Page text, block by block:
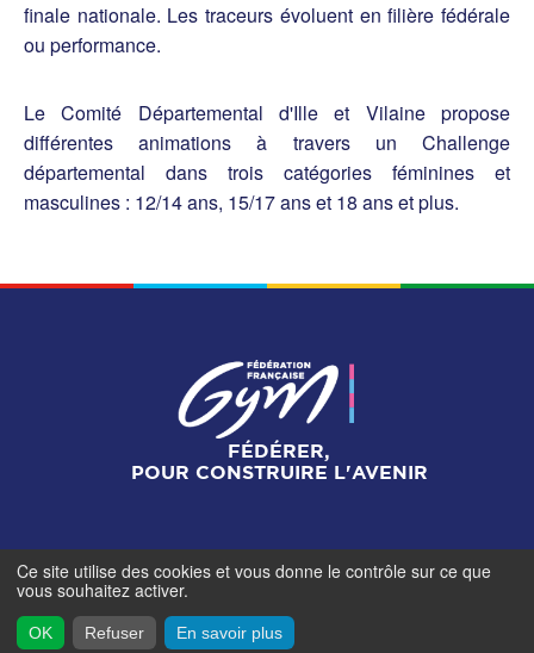
finale nationale. Les traceurs évoluent en filière fédérale
ou performance.
Le Comité Départemental d'Ille et Vilaine propose
différentes animations à travers un Challenge
départemental dans trois catégories féminines et
masculines : 12/14 ans, 15/17 ans et 18 ans et plus.
FÉDÉRER,
POUR CONSTRUIRE L'AVENIR
Mentions légales-Gestionnaire de cookies
contributeurs- © Fédération Française de Gymnastique -
2026
Ce site utilise des cookies et vous donne le contrôle sur ce que
vous souhaitez activer.
OK Refuser En savoir plus